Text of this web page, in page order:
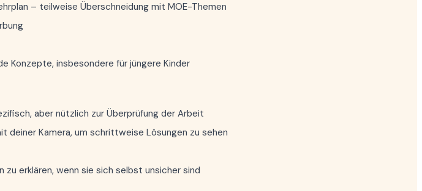
– teilweise Überschneidung mit MOE-Themen
Konzepte, insbesondere für jüngere Kinder
aber nützlich zur Überprüfung der Arbeit
deiner Kamera, um schrittweise Lösungen zu sehen
zu erklären, wenn sie sich selbst unsicher sind